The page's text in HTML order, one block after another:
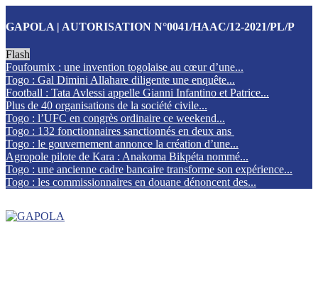
GAPOLA | AUTORISATION N°0041/HAAC/12-2021/PL/P
Flash
Foufoumix : une invention togolaise au cœur d’une...
Togo : Gal Dimini Allahare diligente une enquête...
Football : Tata Avlessi appelle Gianni Infantino et Patrice...
Plus de 40 organisations de la société civile...
Togo : l’UFC en congrès ordinaire ce weekend...
Togo : 132 fonctionnaires sanctionnés en deux ans
Togo : le gouvernement annonce la création d’une...
Agropole pilote de Kara : Anakoma Bikpéta nommé...
Togo : une ancienne cadre bancaire transforme son expérience...
Togo : les commissionnaires en douane dénoncent des...